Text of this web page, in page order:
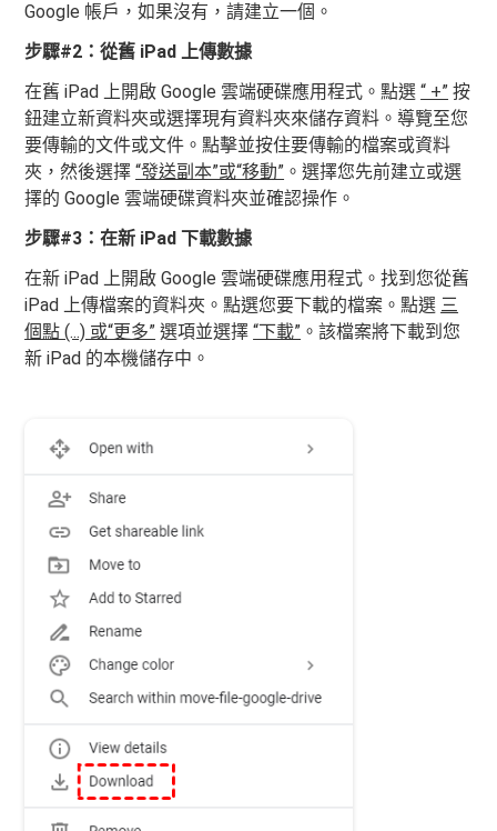
Google 帳戶，如果沒有，請建立一個。
步驟#2：從舊 iPad 上傳數據
在舊 iPad 上開啟 Google 雲端硬碟應用程式。點選“ +” 按
鈕建立新資料夾或選擇現有資料夾來儲存資料。導覽至您
要傳輸的文件或文件。點擊並按住要傳輸的檔案或資料
夾，然後選擇“發送副本”或“移動” 。選擇您先前建立或選
擇的 Google 雲端硬碟資料夾並確認操作。
步驟#3：在新 iPad 下載數據
在新 iPad 上開啟 Google 雲端硬碟應用程式。找到您從舊
iPad 上傳檔案的資料夾。點選您要下載的檔案。點選 三
個點 (...) 或“更多” 選項並選擇“下載” 。該檔案將下載到您
新 iPad 的本機儲存中。